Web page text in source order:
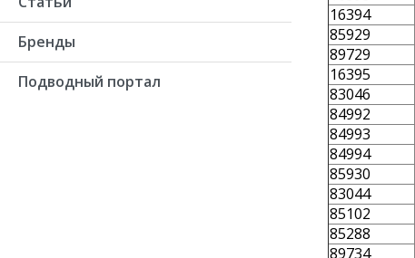
Бренды
Подводный портал
16394
85929
89729
16395
83046
84992
84993
84994
85930
83044
85102
85288
89734